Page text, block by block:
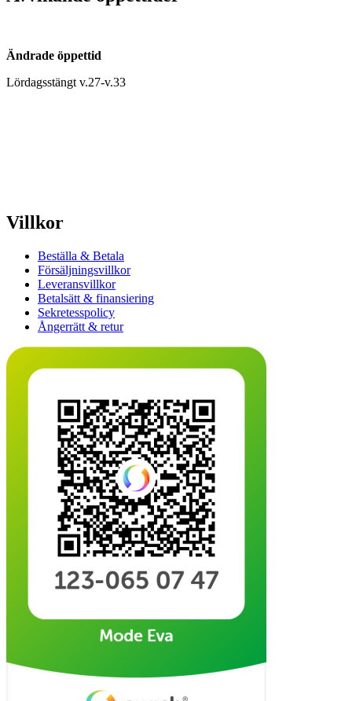
Ändrade öppettid
Lördagsstängt v.27-v.33
Villkor
Beställa & Betala
Försäljningsvillkor
Leveransvillkor
Betalsätt & finansiering
Sekretesspolicy
Ångerrätt & retur